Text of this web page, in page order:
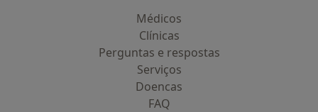
Médicos
Clínicas
Perguntas e respostas
Serviços
Doencas
FAQ